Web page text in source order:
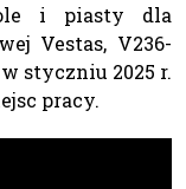
i piasty dla
Vestas, V236-
w styczniu 2025 r.
pracy.